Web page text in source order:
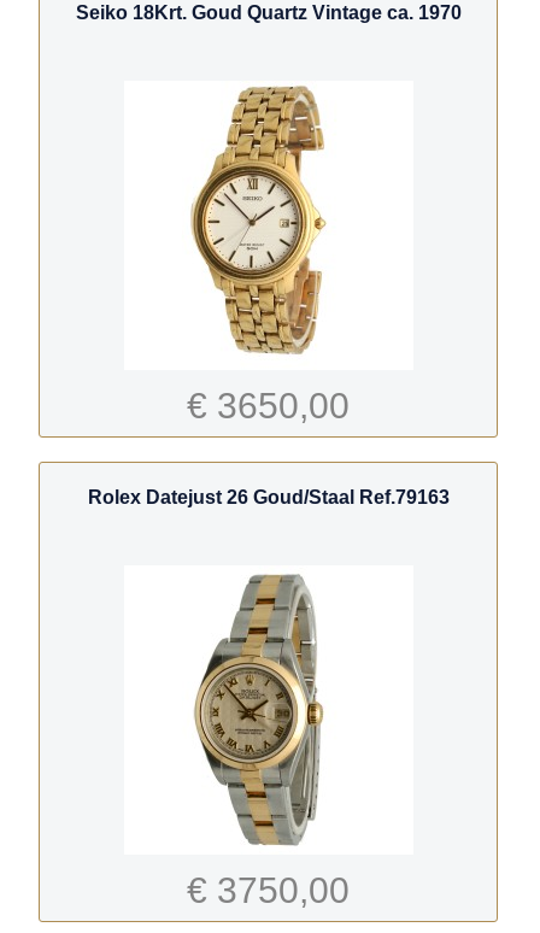
Seiko 18Krt. Goud Quartz Vintage ca. 1970
€ 3650,00
Rolex Datejust 26 Goud/Staal Ref.79163
€ 3750,00